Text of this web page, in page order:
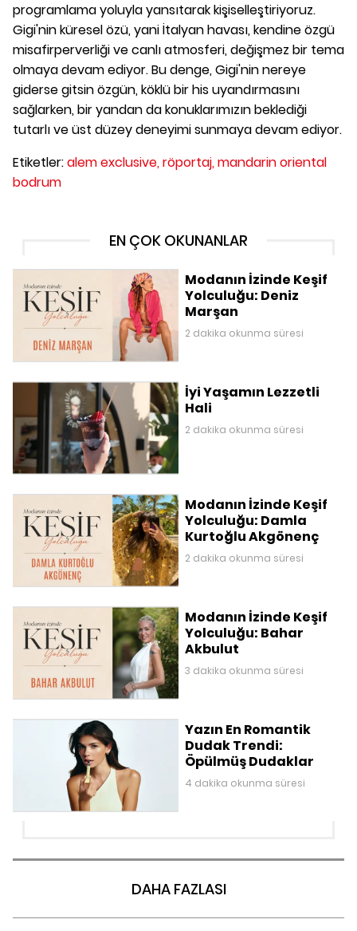
programlama yoluyla yansıtarak kişiselleştiriyoruz.
Gigi'nin küresel özü, yani İtalyan havası, kendine özgü
misafirperverliği ve canlı atmosferi, değişmez bir tema
olmaya devam ediyor. Bu denge, Gigi'nin nereye
giderse gitsin özgün, köklü bir his uyandırmasını
sağlarken, bir yandan da konuklarımızın beklediği
tutarlı ve üst düzey deneyimi sunmaya devam ediyor.
Etiketler:alem exclusive,röportaj,mandarin oriental
bodrum
EN ÇOK OKUNANLAR
Modanın İzinde Keşif
Yolculuğu: Deniz
Marşan
2 dakika okunma süresi
İyi Yaşamın Lezzetli
Hali
2 dakika okunma süresi
Modanın İzinde Keşif
Yolculuğu: Damla
Kurtoğlu Akgönenç
2 dakika okunma süresi
Modanın İzinde Keşif
Yolculuğu: Bahar
Akbulut
3 dakika okunma süresi
Yazın En Romantik
Dudak Trendi:
Öpülmüş Dudaklar
4 dakika okunma süresi
DAHA FAZLASI